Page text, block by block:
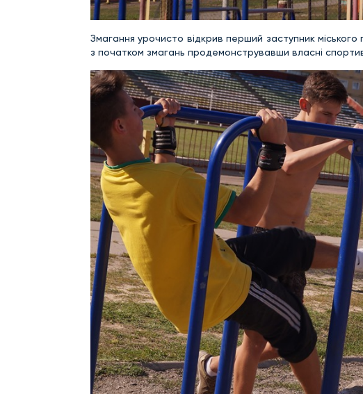
Змагання урочисто відкрив перший заступник
з початком змагань продемонструвавши власні